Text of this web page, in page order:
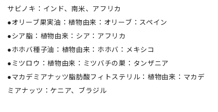
サビノキ：インド、南米、アフリカ
●オリーブ果実油：植物由来：オリーブ：スペイン
●シア脂：植物由来：シア：アフリカ
●ホホバ種子油：植物由来：ホホバ：メキシコ
●ミツロウ：植物由来：ミツバチの巣：タンザニア
●マカデミアナッツ脂肪酸フィトステリル：植物由来：マカデ
ミアナッツ：ケニア、ブラジル